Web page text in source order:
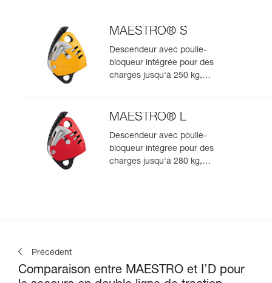
MAESTRO® S
Descendeur avec poulie-
bloqueur intégrée pour des
charges jusqu'à 250 kg,
MAESTRO® L
Descendeur avec poulie-
bloqueur intégrée pour des
charges jusqu'à 280 kg,
Précédent
Comparaison entre MAESTRO et I’D pour